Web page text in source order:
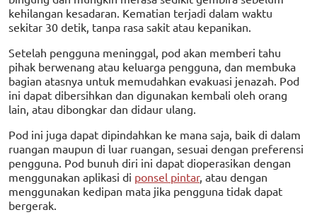
kehilangan kesadaran. Kematian terjadi dalam waktu
sekitar 30 detik, tanpa rasa sakit atau kepanikan.
Setelah pengguna meninggal, pod akan memberi tahu
pihak berwenang atau keluarga pengguna, dan membuka
bagian atasnya untuk memudahkan evakuasi jenazah. Pod
ini dapat dibersihkan dan digunakan kembali oleh orang
lain, atau dibongkar dan didaur ulang.
Pod ini juga dapat dipindahkan ke mana saja, baik di dalam
ruangan maupun di luar ruangan, sesuai dengan preferensi
pengguna. Pod bunuh diri ini dapat dioperasikan dengan
menggunakan aplikasi di ponsel pintar, atau dengan
menggunakan kedipan mata jika pengguna tidak dapat
bergerak.